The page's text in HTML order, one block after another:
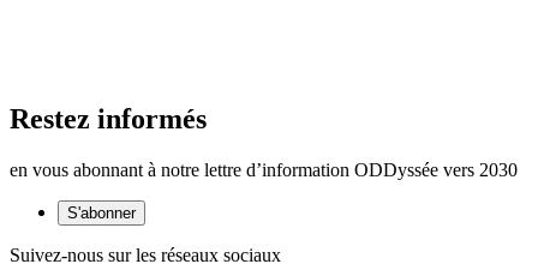
Restez informés
en vous abonnant à notre lettre d’information ODDyssée vers 2030
S'abonner
Suivez-nous sur les réseaux sociaux